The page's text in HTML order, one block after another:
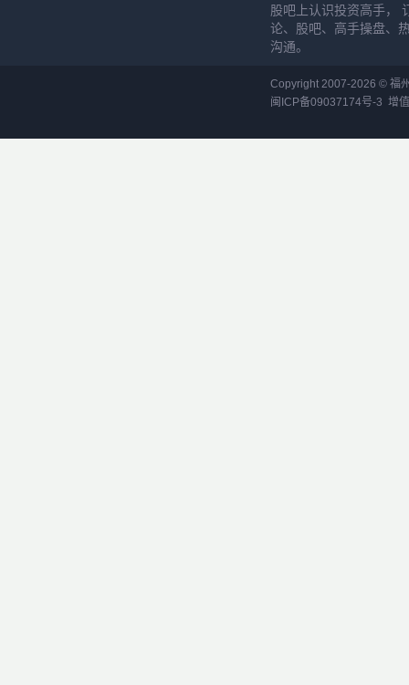
股吧上认识投资高手，
论、股吧、高手操盘、
沟通。
Copyright 2007-2026 © 福
闽ICP备09037174号-3 增